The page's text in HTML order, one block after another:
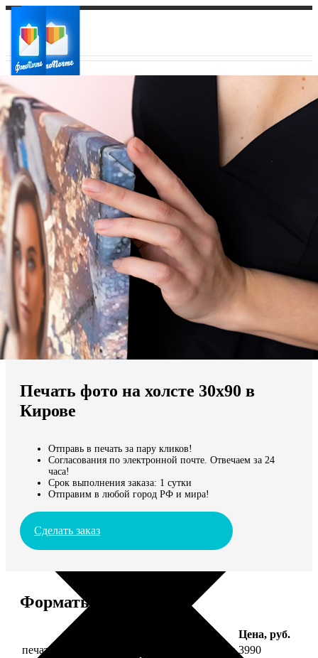
Ваш город:
Ваш регион доставки
Выберите из списка:
Мы доставляем по всему миру
Продолжить без города
Печать фото на холсте 30х90 в
Кирове
Отправь в печать за пару кликов!
Согласования по электронной почте. Отвечаем за 24
часа!
Срок выполнения заказа: 1 сутки
Отправим в любой город РФ и мира!
Сделать заказ
Форматы и цены
Цена, руб.
печать фото на холсте 30х90 на подрамнике 3990